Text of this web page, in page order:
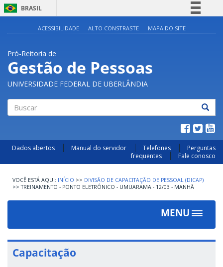
BRASIL
Acesso à informação
Legislação
Canais
ACESSIBILIDADE ALTO CONSTRASTE MAPA DO SITE
Pró-Reitoria de
Gestão de Pessoas
UNIVERSIDADE FEDERAL DE UBERLÂNDIA
Dados abertos Manual do servidor Telefones
Perguntas
frequentes
Fale conosco
INÍCIO >> DIVISÃO DE CAPACITAÇÃO DE PESSOAL (DICAP)
>> TREINAMENTO - PONTO ELETRÔNICO - UMUARAMA - 12/03 - MANHÃ
MENU
Toggle
Capacitação